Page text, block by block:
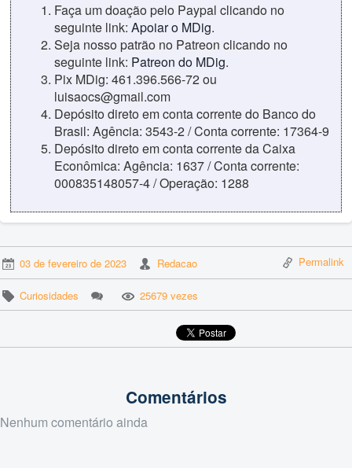
Faça um doação pelo Paypal clicando no
seguinte link: Apoiar o MDig.
Seja nosso patrão no Patreon clicando no
seguinte link: Patreon do MDig.
Pix MDig: 461.396.566-72 ou
luisaocs@gmail.com
Depósito direto em conta corrente do Banco do
Brasil: Agência: 3543-2 / Conta corrente: 17364-9
Depósito direto em conta corrente da Caixa
Econômica: Agência: 1637 / Conta corrente:
000835148057-4 / Operação: 1288
03 de fevereiro de 2023 Redacao Permalink
Curiosidades 25679 vezes
Comentários
Nenhum comentário ainda